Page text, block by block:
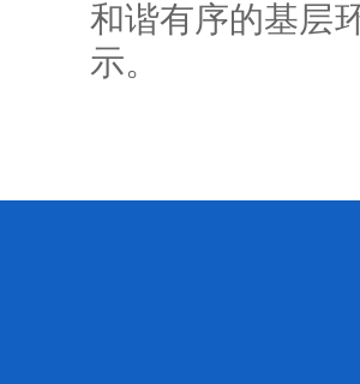
和谐有序的基层
示。